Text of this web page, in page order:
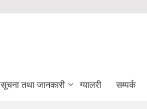
सूचना तथा जानकारी ग्यालरी सम्पर्क